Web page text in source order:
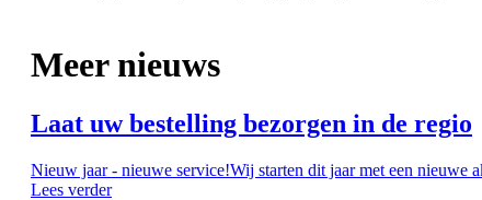
Meer nieuws
Laat uw bestelling bezorgen in de regio
Nieuw jaar - nieuwe service!Wij starten dit jaar met een nieuwe
Lees verder